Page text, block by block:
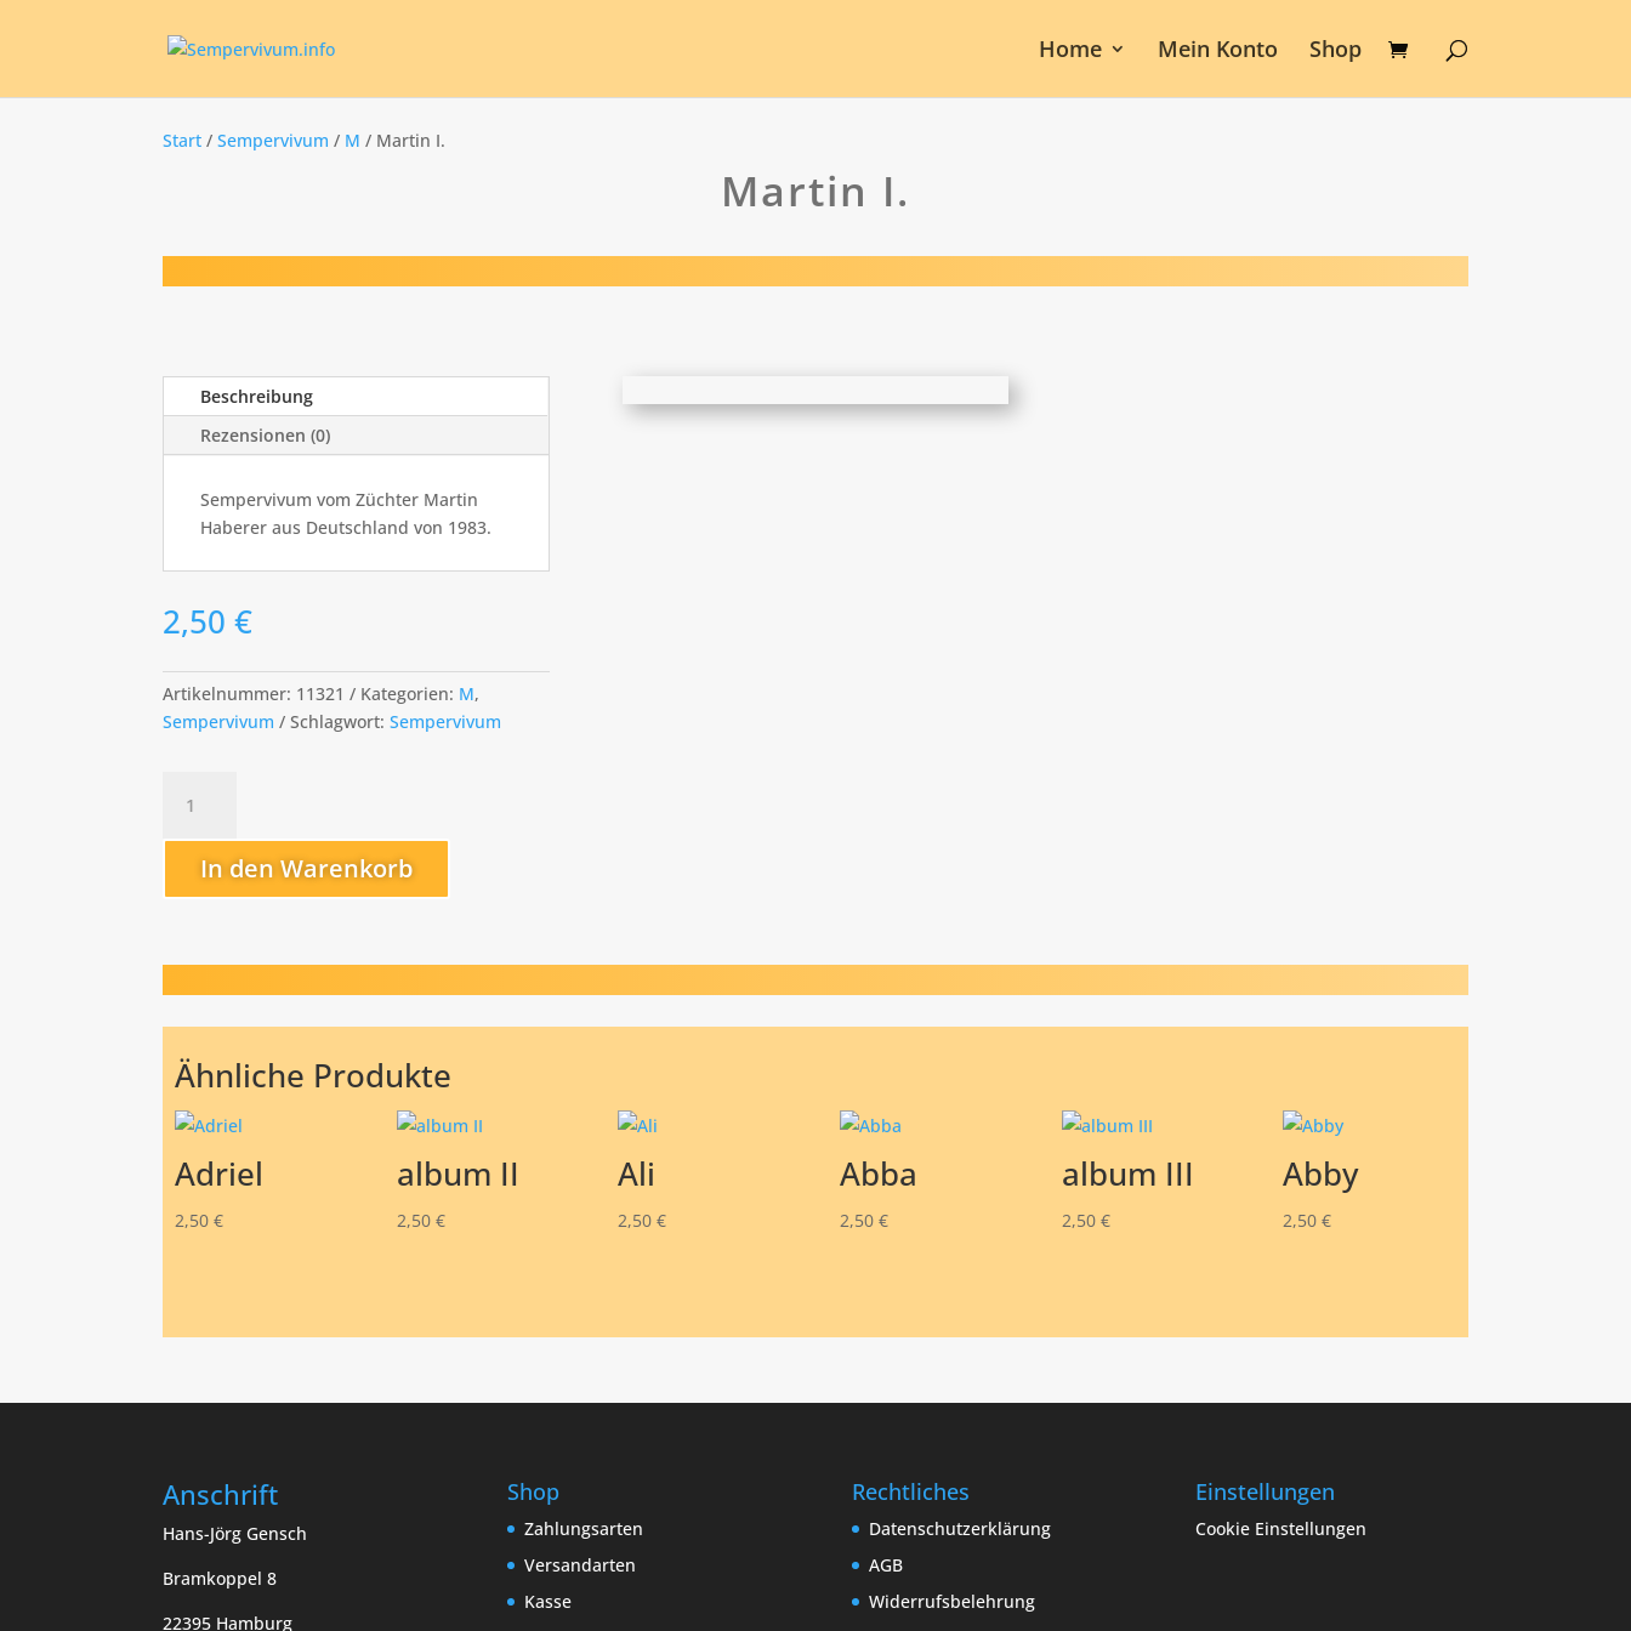
Home Mein Konto Shop
Start /Sempervivum / M / Martin I.
Martin I.
Beschreibung
Rezensionen (0)
Sempervivum vom Züchter Martin
Haberer aus Deutschland von 1983.
2,50€
Artikelnummer: 11321 Kategorien: M,
Sempervivum
Schlagwort:Sempervivum
Menge
In den Warenkorb
Ähnliche Produkte
Adriel
2,50€
album II
2,50 €
Ali
2,50€
Abba
2,50 €
album III
2,50 €
Abby
2,50€
Anschrift
Hans-Jörg Gensch
Bramkoppel 8
22395 Hamburg
Shop
Zahlungsarten
Versandarten
Kasse
Rechtliches
Datenschutzerklärung
AGB
Widerrufsbelehrung
Einstellungen
Cookie Einstellungen